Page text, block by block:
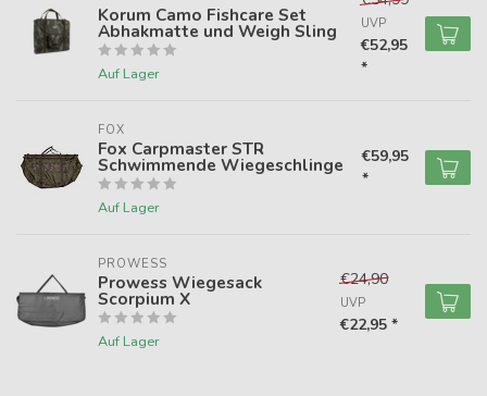
Korum Camo Fishcare Set
Abhakmatte und Weigh Sling
Auf Lager
UVP
€52,95
*
FOX
Fox Carpmaster STR
Schwimmende Wiegeschlinge
Auf Lager
€59,95
*
PROWESS
Prowess Wiegesack
Scorpium X
Auf Lager
€24,90
UVP
€22,95 *